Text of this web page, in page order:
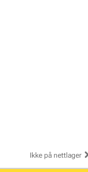
Ikke på nettlager